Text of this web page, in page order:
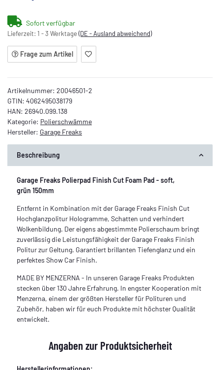
Sofort verfügbar
Lieferzeit: 1 - 3 Werktage (DE - Ausland abweichend)
Frage zum Artikel
Artikelnummer: 20046501-2
GTIN: 4062495038179
HAN: 26940.099.138
Kategorie: Polierschwämme
Hersteller: Garage Freaks
Beschreibung
Garage Freaks Polierpad Finish Cut Foam Pad - soft,
grün 150mm
Entfernt in Kombination mit der Garage Freaks Finish Cut
Hochglanzpolitur Hologramme, Schatten und verhindert
Wolkenbildung. Der eigens abgestimmte Polierschaum bringt
zuverlässig die Leistungsfähigkeit der Garage Freaks Finish
Politur zur Geltung. Garantiert brillanten Tiefenglanz und ein
perfektes Show Car Finish.
MADE BY MENZERNA - In unseren Garage Freaks Produkten
stecken über 130 Jahre Erfahrung. In engster Kooperation mit
Menzerna, einem der größten Hersteller für Polituren und
Zubehör, haben wir für euch Produkte mit höchster Qualität
entwickelt.
Angaben zur Produktsicherheit